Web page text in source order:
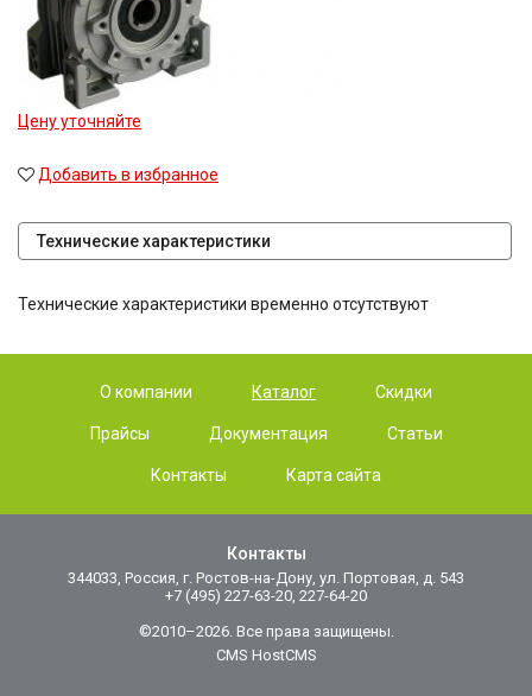
Цену уточняйте
Добавить в избранное
Технические характеристики
Технические характеристики временно отсутствуют
О компании Каталог Скидки
Прайсы Документация Статьи
Контакты Карта сайта
Контакты
344033, Россия, г. Ростов-на-Дону, ул. Портовая, д. 543
+7 (495) 227-63-20, 227-64-20
©2010–2026. Все права защищены.
CMS HostCMS